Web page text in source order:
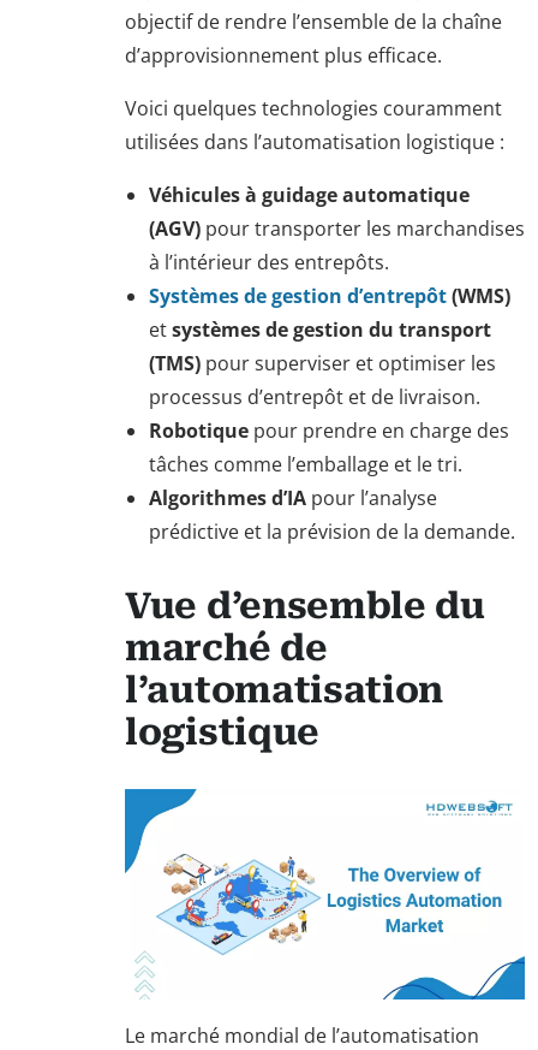
objectif de rendre l’ensemble de la chaîne
d’approvisionnement plus efficace.
Voici quelques technologies couramment
utilisées dans l’automatisation logistique :
Véhicules à guidage automatique
(AGV) pour transporter les marchandises
à l’intérieur des entrepôts.
Systèmes de gestion d’entrepôt(WMS)
etsystèmes de gestion du transport
(TMS) pour superviser et optimiser les
processus d’entrepôt et de livraison.
Robotique pour prendre en charge des
tâches comme l’emballage et le tri.
Algorithmes d’IA pour l’analyse
prédictive et la prévision de la demande.
Vue d’ensemble du
marché de
l’automatisation
logistique
Le marché mondial de l’automatisation